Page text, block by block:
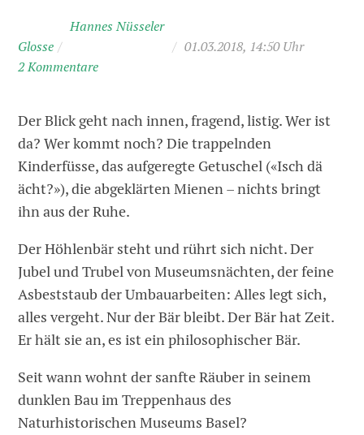
Glosse /
Hannes Nüsseler
/ 01.03.2018, 14:50 Uhr
2 Kommentare
Der Blick geht nach innen, fragend, listig. Wer ist
da? Wer kommt noch? Die trappelnden
Kinderfüsse, das aufgeregte Getuschel («Isch dä
ächt?»), die abgeklärten Mienen – nichts bringt
ihn aus der Ruhe.
Der Höhlenbär steht und rührt sich nicht. Der
Jubel und Trubel von Museumsnächten, der feine
Asbeststaub der Umbauarbeiten: Alles legt sich,
alles vergeht. Nur der Bär bleibt. Der Bär hat Zeit.
Er hält sie an, es ist ein philosophischer Bär.
Seit wann wohnt der sanfte Räuber in seinem
dunklen Bau im Treppenhaus des
Naturhistorischen Museums Basel?